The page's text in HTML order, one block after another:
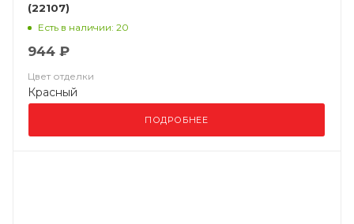
(22107)
Есть в наличии: 20
944 ₽
Цвет отделки
Красный
ПОДРОБНЕЕ